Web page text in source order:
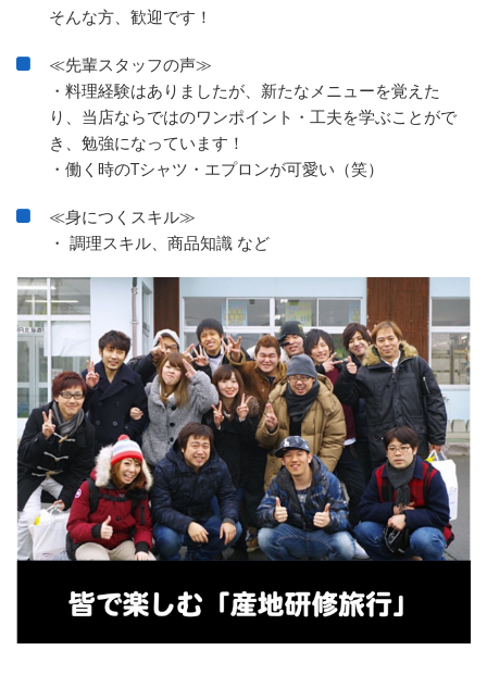
そんな方、歓迎です！
≪先輩スタッフの声≫
・料理経験はありましたが、新たなメニューを覚えた
り、当店ならではのワンポイント・工夫を学ぶことがで
き、勉強になっています！
・働く時のTシャツ・エプロンが可愛い（笑）
≪身につくスキル≫
・ 調理スキル、商品知識 など